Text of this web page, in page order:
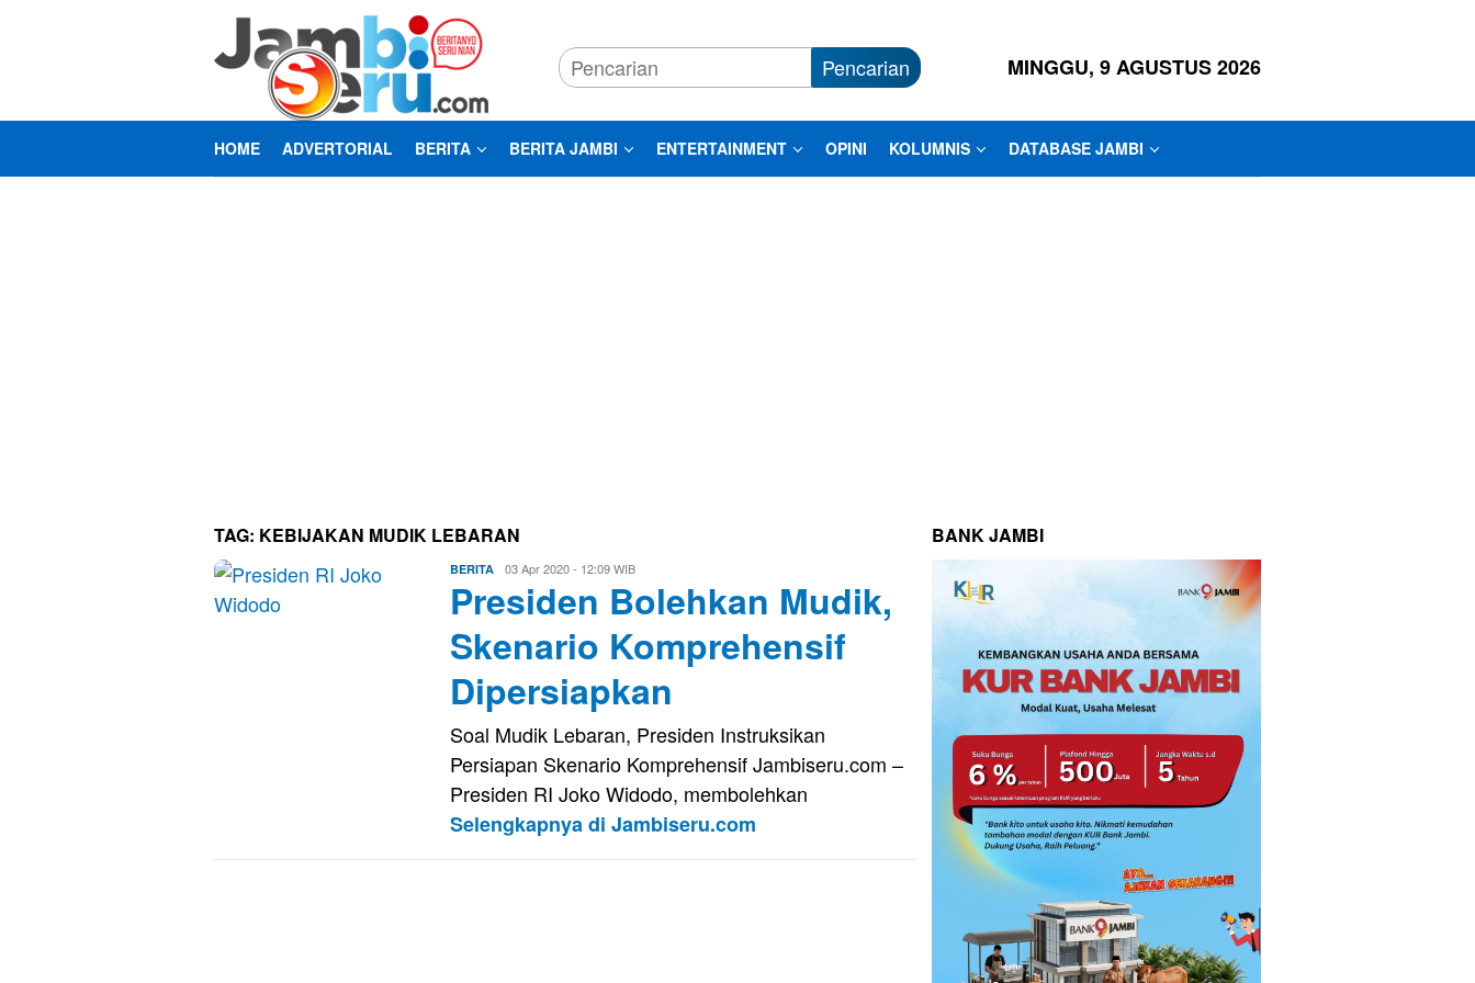
Pencarian MINGGU, 9 AGUSTUS 2026
HOME ADVERTORIAL BERITA BERITA JAMBI ENTERTAINMENT OPINI KOLUMNIS DATABASE JAMBI
TAG: KEBIJAKAN MUDIK LEBARAN
BERITA Eri
Saputra
03 Apr 2020 - 12:09 WIB
Presiden Bolehkan Mudik,
Skenario Komprehensif
Dipersiapkan
Soal Mudik Lebaran, Presiden Instruksikan
Persiapan Skenario Komprehensif Jambiseru.com –
Presiden RI Joko Widodo, membolehkan
Selengkapnya di Jambiseru.com
BANK JAMBI